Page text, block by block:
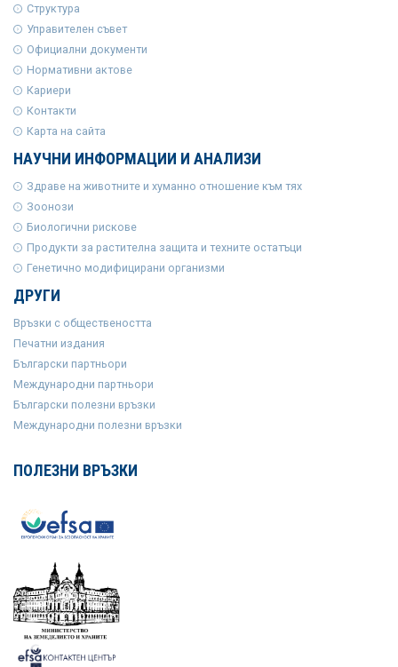
Структура
Управителен съвет
Официални документи
Нормативни актове
Кариери
Контакти
Карта на сайта
НАУЧНИ ИНФОРМАЦИИ И АНАЛИЗИ
Здраве на животните и хуманно отношение към тях
Зоонози
Биологични рискове
Продукти за растителна защита и техните остатъци
Генетично модифицирани организми
ДРУГИ
Връзки с обществеността
Печатни издания
Български партньори
Международни партньори
Български полезни връзки
Международни полезни връзки
ПОЛЕЗНИ ВРЪЗКИ